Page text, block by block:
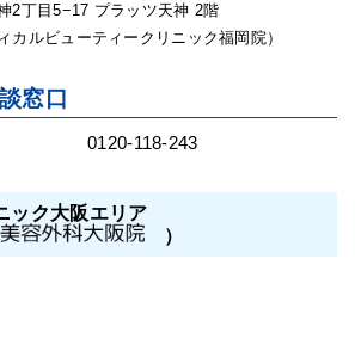
2丁目5−17 プラッツ天神 2階
カルビューティークリニック福岡院）
窓口
0120-118-243
ック大阪エリア
）